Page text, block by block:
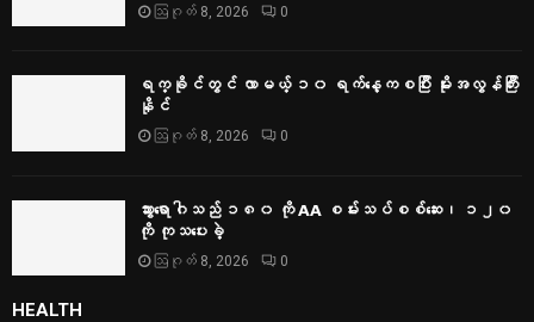
ဩဂုတ် 8, 2026 0
ရက္ခိုင်တွင် လာမယ့် ၁၀ ရက်နေ့ကစပြီး မိုးအလွန်ကြီး
နိုင်
ဩဂုတ် 8, 2026 0
သွားရောဂါသည် ၁၈၀ ကို AA စမ်းသပ်စစ်ဆေး၊ ၁၂၀
ကို ကုသပေးခဲ့
ဩဂုတ် 8, 2026 0
HEALTH